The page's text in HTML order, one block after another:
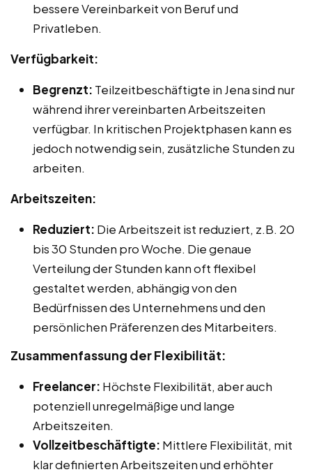
bessere Vereinbarkeit von Beruf und
Privatleben.
Verfügbarkeit:
Begrenzt: Teilzeitbeschäftigte in Jena sind nur
während ihrer vereinbarten Arbeitszeiten
verfügbar. In kritischen Projektphasen kann es
jedoch notwendig sein, zusätzliche Stunden zu
arbeiten.
Arbeitszeiten:
Reduziert: Die Arbeitszeit ist reduziert, z.B. 20
bis 30 Stunden pro Woche. Die genaue
Verteilung der Stunden kann oft flexibel
gestaltet werden, abhängig von den
Bedürfnissen des Unternehmens und den
persönlichen Präferenzen des Mitarbeiters.
Zusammenfassung der Flexibilität:
Freelancer: Höchste Flexibilität, aber auch
potenziell unregelmäßige und lange
Arbeitszeiten.
Vollzeitbeschäftigte: Mittlere Flexibilität, mit
klar definierten Arbeitszeiten und erhöhter